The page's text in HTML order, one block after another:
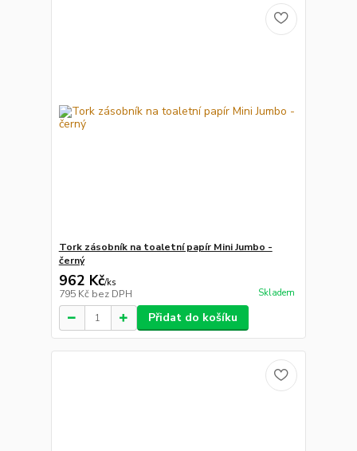
Tork zásobník na toaletní papír Mini Jumbo -
černý
962 Kč/ks
795 Kč bez DPH Skladem
Přidat do košíku